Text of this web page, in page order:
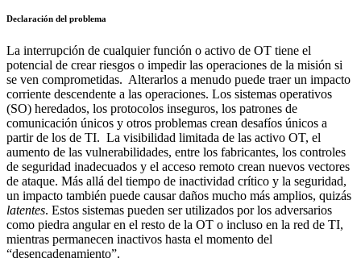
Declaración del problema
La interrupción de cualquier función o activo de OT tiene el
potencial de crear riesgos o impedir las operaciones de la misión si
se ven comprometidas. Alterarlos a menudo puede traer un impacto
corriente descendente a las operaciones. Los sistemas operativos
(SO) heredados, los protocolos inseguros, los patrones de
comunicación únicos y otros problemas crean desafíos únicos a
partir de los de TI. La visibilidad limitada de las activo OT, el
aumento de las vulnerabilidades, entre los fabricantes, los controles
de seguridad inadecuados y el acceso remoto crean nuevos vectores
de ataque. Más allá del tiempo de inactividad crítico y la seguridad,
un impacto también puede causar daños mucho más amplios, quizás
latentes. Estos sistemas pueden ser utilizados por los adversarios
como piedra angular en el resto de la OT o incluso en la red de TI,
mientras permanecen inactivos hasta el momento del
“desencadenamiento”.